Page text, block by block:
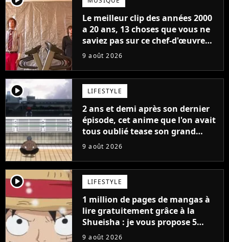
Le meilleur clip des années 2000
a 20 ans, 13 choses que vous ne
saviez pas sur ce chef-d'œuvre
qui a révolutionné YouTube
9 août 2026
player2 LIFESTYLE
2 ans et demi après son dernier
épisode, cet anime que l'on avait
tous oublié tease son grand
retour
9 août 2026
player2 LIFESTYLE
1 million de pages de mangas à
lire gratuitement grâce à la
Shueisha : je vous propose 5
mangas jamais sortis en France
9 août 2026